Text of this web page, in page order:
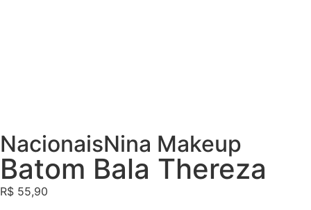
NacionaisNina Makeup
Batom Bala Thereza
R$ 55,90